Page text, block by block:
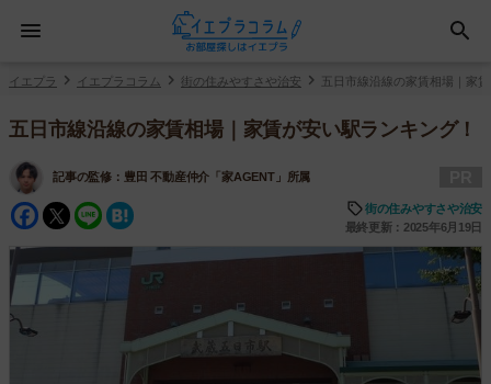
イエプラ イエプラコラム 街の住みやすさや治安 五日市線沿線の家賃相場｜家
五日市線沿線の家賃相場｜家賃が安い駅ランキング！
記事の監修： 豊田 不動産仲介「家AGENT」所属
Facebook
Twitter
Line
街の住みやすさや治安
最終更新：2025年6月19日